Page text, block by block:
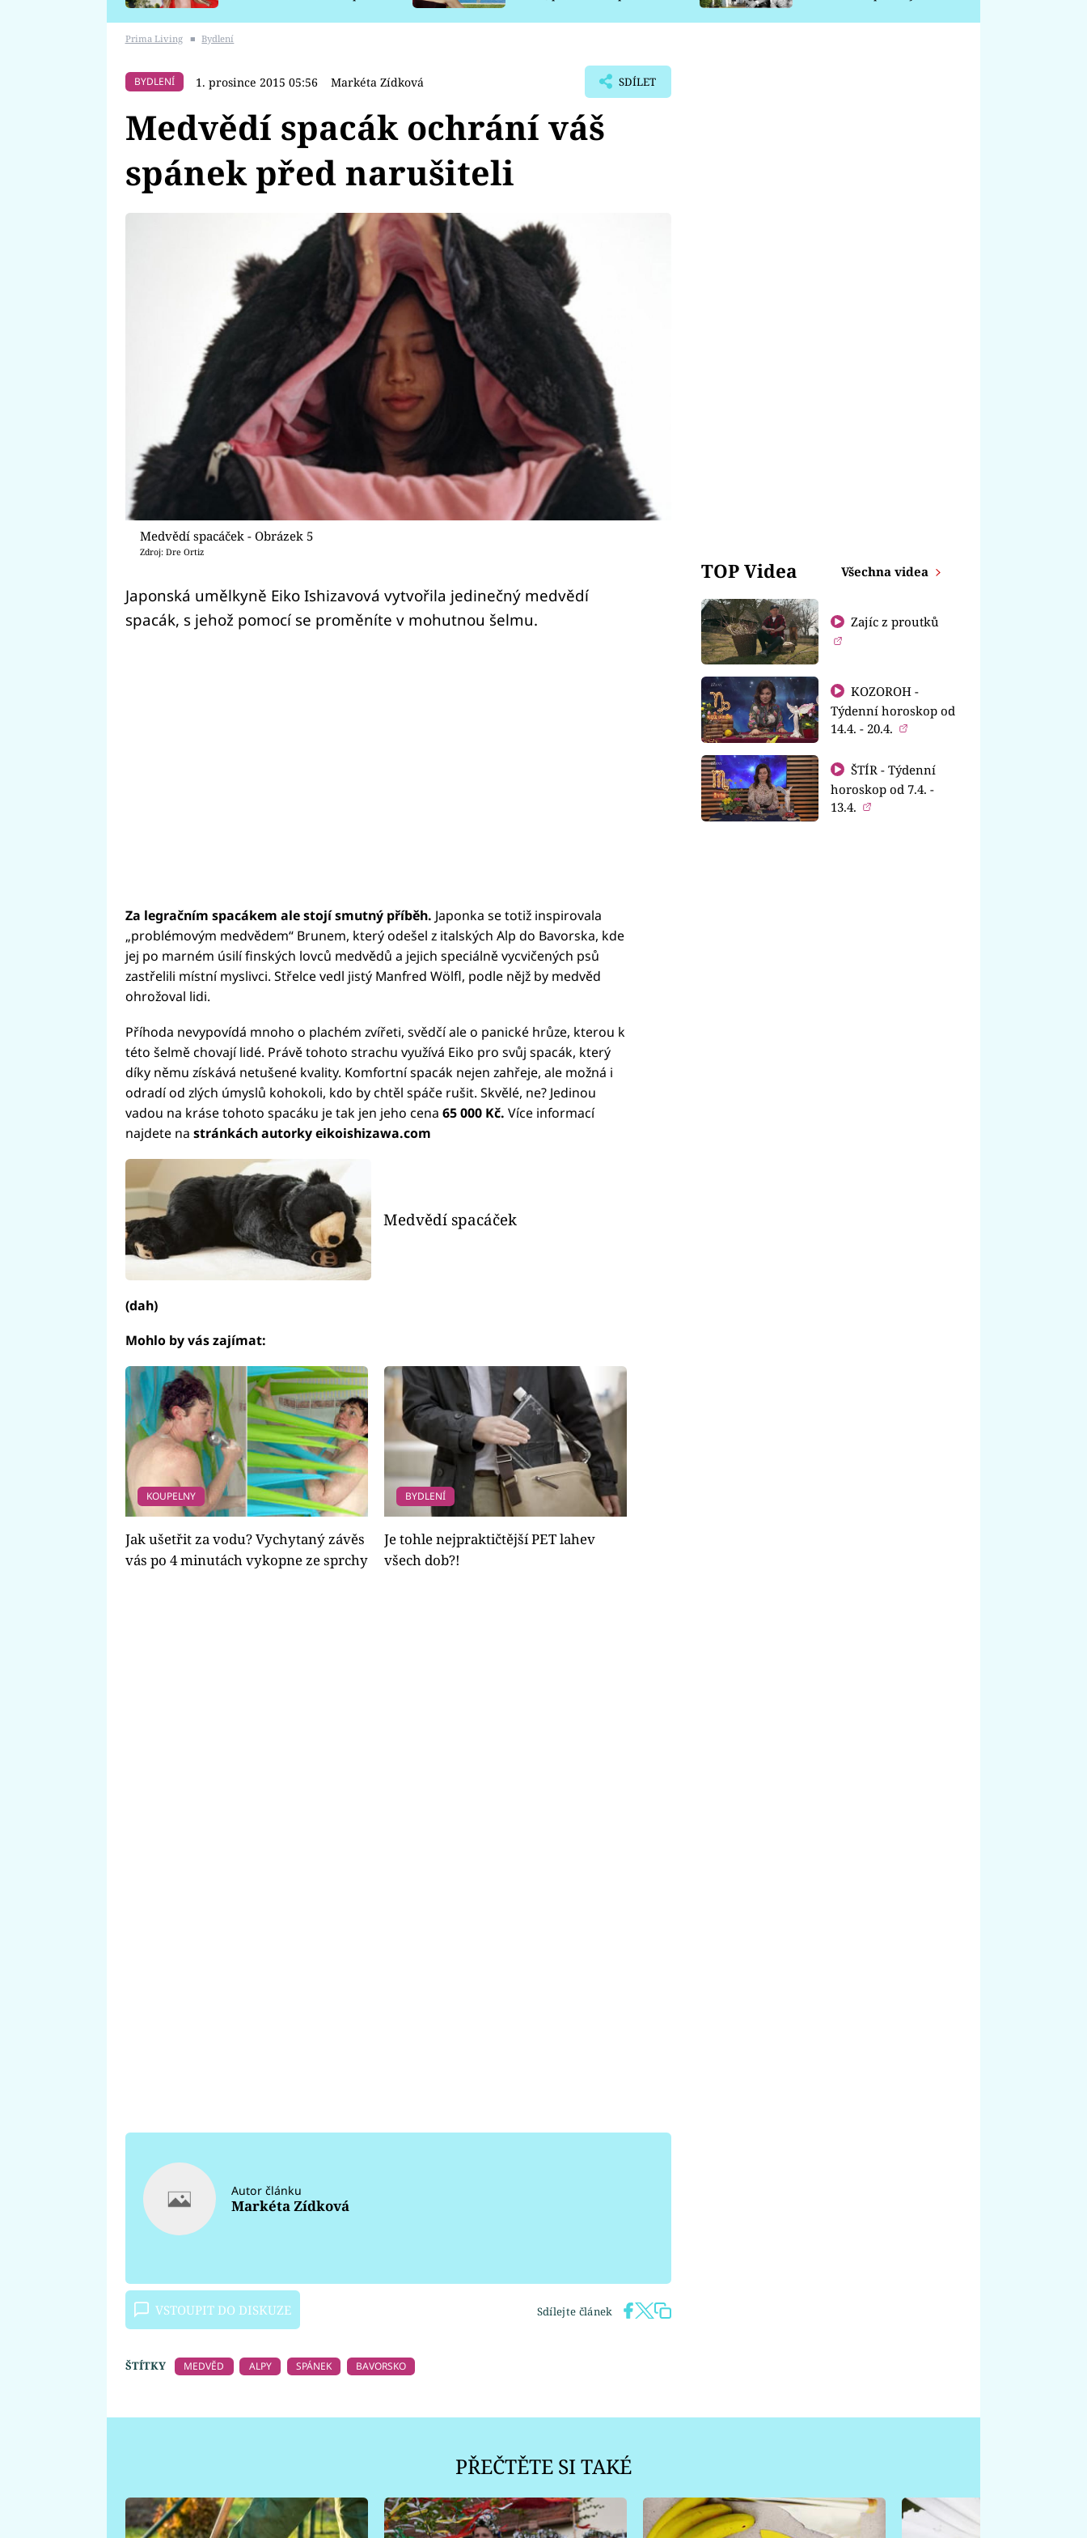
Prima Living ■ Bydlení
BYDLENÍ 1. prosince 2015 05:56 Markéta Zídková SDÍLET
Medvědí spacák ochrání váš
spánek před narušiteli
Medvědí spacáček - Obrázek 5
Zdroj: Dre Ortiz
Japonská umělkyně Eiko Ishizavová vytvořila jedinečný medvědí
spacák, s jehož pomocí se proměníte v mohutnou šelmu.
Za legračním spacákem ale stojí smutný příběh. Japonka se totiž inspirovala
„problémovým medvědem“ Brunem, který odešel z italských Alp do Bavorska, kde
jej po marném úsilí finských lovců medvědů a jejich speciálně vycvičených psů
zastřelili místní myslivci. Střelce vedl jistý Manfred Wölfl, podle nějž by medvěd
ohrožoval lidi.
Příhoda nevypovídá mnoho o plachém zvířeti, svědčí ale o panické hrůze, kterou k
této šelmě chovají lidé. Právě tohoto strachu využívá Eiko pro svůj spacák, který
díky němu získává netušené kvality. Komfortní spacák nejen zahřeje, ale možná i
odradí od zlých úmyslů kohokoli, kdo by chtěl spáče rušit. Skvělé, ne? Jedinou
vadou na kráse tohoto spacáku je tak jen jeho cena 65 000 Kč. Více informací
najdete na stránkách autorky eikoishizawa.com
Medvědí spacáček
(dah)
Mohlo by vás zajímat:
KOUPELNY
Jak ušetřit za vodu? Vychytaný závěs
vás po 4 minutách vykopne ze sprchy
BYDLENÍ
Je tohle nejpraktičtější PET lahev
všech dob?!
Autor článku
Markéta Zídková
VSTOUPIT DO DISKUZE Sdílejte článek
ŠTÍTKY MEDVĚD ALPY SPÁNEK BAVORSKO
TOP Videa Všechna videa
Zajíc z proutků
KOZOROH -
Týdenní horoskop od
14.4. - 20.4.
ŠTÍR - Týdenní
horoskop od 7.4. -
13.4.
PŘEČTĚTE SI TAKÉ